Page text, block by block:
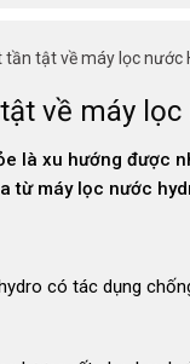
tần tật về máy lọc nước
về máy
là xu hướng được
từ máy lọc nước
có tác dụng